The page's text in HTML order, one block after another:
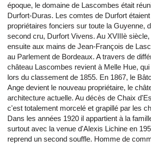
époque, le domaine de Lascombes était
Durfort-Duras. Les comtes de Durfort
propriétaires fonciers sur toute la Guyenne,
second cru, Durfort Vivens. Au XVIIIè
ensuite aux mains de Jean-François de
au Parlement de Bordeaux. A travers de
château Lascombes revient à Melle Hue,
lors du classement de 1855. En 1867, le
Ange devient le nouveau propriétaire, le
architecture actuelle. Au décès de Chaix
c'est totalement morcelé et grapillé par les
Dans les années 1920 il appartient à la
surtout avec la venue d'Alexis Lichine en
reprend un second souffle. Homme de